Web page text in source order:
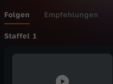
Folgen Empfehlungen
Staffel 1